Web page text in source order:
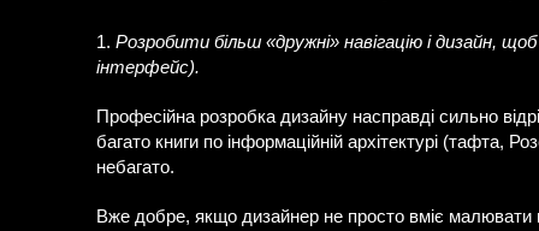
1. Розробити більш «дружні» навігацію і дизайн,
інтерфейс).
Професійна розробка дизайну насправді сильно
багато книги по інформаційній архітектурі (тафта,
небагато.
Вже добре, якщо дизайнер не просто вміє малювати